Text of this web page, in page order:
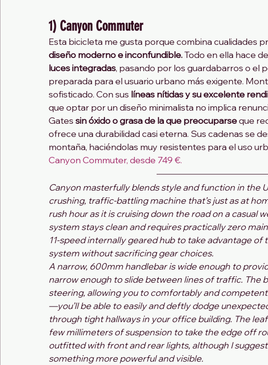
1) Canyon Commuter
Esta bicicleta me gusta porque combina cualidades
diseño moderno e inconfundible. Todo en ella hace
luces integradas, pasando por los guardabarros o el
preparada para el usuario urbano más exigente.
sofisticado. Con sus líneas nítidas y su excelente
que optar por un diseño minimalista no implica
Gates sin óxido o grasa de la que preocuparse que
ofrece una durabilidad casi eterna. Sus cadenas se
montaña, haciéndolas muy resistentes para el uso
Canyon Commuter, desde 749 €.
Canyon masterfully blends style and function in the
crushing, traffic-battling machine that’s just as at
rush hour as it is cruising down the road on a casual
system stays clean and requires practically zero
11-speed internally geared hub to take advantage
system without sacrificing gear choices.
A narrow, 600mm handlebar is wide enough to
narrow enough to slide between lines of traffic. The
steering, allowing you to comfortably and
—you’ll be able to easily and deftly dodge
through tight hallways in your office building. The
few millimeters of suspension to take the edge off
outfitted with front and rear lights, although I
something more powerful and visible.